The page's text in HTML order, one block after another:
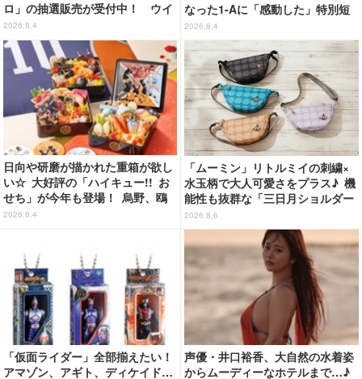
ロ」の抽選販売が受付中！ ウイ
ングバインダーにRGならではの
ギミックを搭載
2026.8.4
なった1-Aに「感動した」特別短
編「I am a hero too」【ネタバ
レあり反応まとめ】
2026.8.4
日向や研磨が描かれた重箱が欲し
い☆ 大好評の「ハイキュー!! お
せち」が今年も登場！ 烏野、鴎
台、音駒、稲荷崎をイメージした
メニューで構成
2026.8.4
「ムーミン」リトルミイの刺繍×
水玉柄で大人可愛さをプラス♪ 機
能性も抜群な「三日月ショルダー
バッグ」が新登場
2026.8.6
「仮面ライダー」全部揃えたい！
アマゾン、アギト、ディケイド…
声優・井口裕香、大自然の水着姿
からムーディーなホテルまで…♪